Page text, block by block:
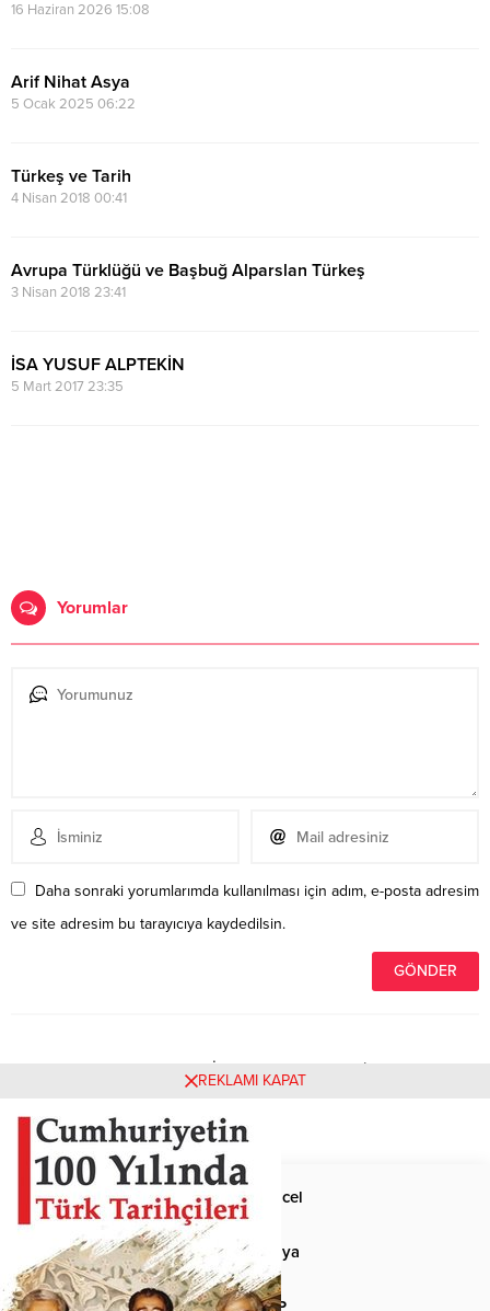
16 Haziran 2026 15:08
Arif Nihat Asya
5 Ocak 2025 06:22
Türkeş ve Tarih
4 Nisan 2018 00:41
Avrupa Türklüğü ve Başbuğ Alparslan Türkeş
3 Nisan 2018 23:41
İSA YUSUF ALPTEKİN
5 Mart 2017 23:35
Yorumlar
Daha sonraki yorumlarımda kullanılması için adım, e-posta adresim
ve site adresim bu tarayıcıya kaydedilsin.
Henüz yorum yapılmamış. İlk yorumu yukarıdaki form
aracılığıyla siz yapabilirsiniz.
Anasayfa Güncel
Siyaset Dünya
Spor MHP
REKLAMI KAPAT